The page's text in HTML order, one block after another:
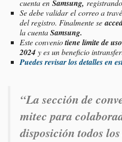
cuenta en Samsung,
Se debe validar elcorreo a
del registro. Finalmente se
la cuentaSamsung.
Este conveniotiene límite de
2024 y es un beneficio
Puedes revisar los detalles en
“La sección de
mitec para
disposición todos